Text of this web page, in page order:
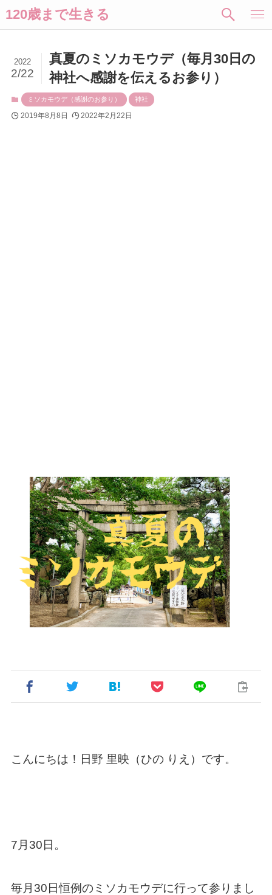
120歳まで生きる
真夏のミソカモウデ（毎月30日の
神社へ感謝を伝えるお参り）
2022
2/22
ミソカモウデ（感謝のお参り） 神社
2019年8月8日 2022年2月22日
こんにちは！日野 里映（ひの りえ）です。
7月30日。
毎月30日恒例のミソカモウデに行って参りまし